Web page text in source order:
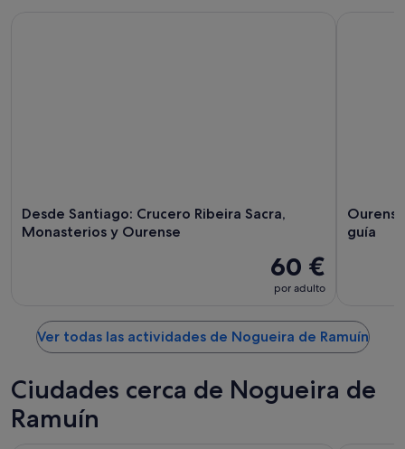
Desde Santiago: Crucero Ribeira Sacra,
Monasterios y Ourense
60 €
por adulto
guía
Ver todas las actividades de Nogueira de Ramuín
Ciudades cerca de Nogueira de
Ramuín